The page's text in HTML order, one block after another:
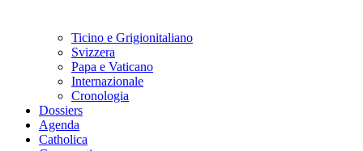
Ticino e Grigionitaliano
Svizzera
Papa e Vaticano
Internazionale
Cronologia
Dossiers
Agenda
Catholica